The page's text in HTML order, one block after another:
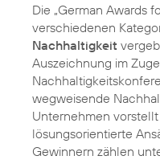
Die „German Awards
verschiedenen
Nachhaltigkeit
Auszeichnung im
wegweisende
Unternehmen
lösungsorientierte
Gewinnern zählen